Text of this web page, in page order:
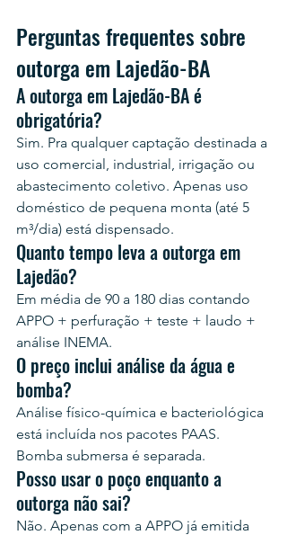
Perguntas frequentes sobre
outorga em Lajedão-BA
A outorga em Lajedão-BA é
obrigatória?
Sim. Pra qualquer captação destinada a
uso comercial, industrial, irrigação ou
abastecimento coletivo. Apenas uso
doméstico de pequena monta (até 5
m³/dia) está dispensado.
Quanto tempo leva a outorga em
Lajedão?
Em média de 90 a 180 dias contando
APPO + perfuração + teste + laudo +
análise INEMA.
O preço inclui análise da água e
bomba?
Análise físico-química e bacteriológica
está incluída nos pacotes PAAS.
Bomba submersa é separada.
Posso usar o poço enquanto a
outorga não sai?
Não. Apenas com a APPO já emitida